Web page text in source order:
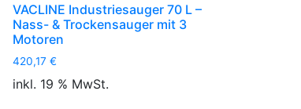
VACLINE Industriesauger 70 L –
Nass- & Trockensauger mit 3
Motoren
420,17 €
inkl. 19 % MwSt.